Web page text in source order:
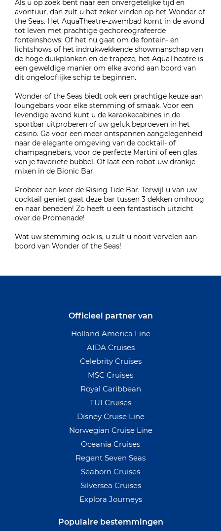
Als u op zoek bent naar een onvergetelijke tijd en
avontuur, dan zult u het zeker vinden op het Wonder of
the Seas. Het AquaTheatre-zwembad komt in de avond
tot leven met prachtige gechoreografeerde
fonteinshows. Of het nu gaat om de fontein- en
lichtshows of het indrukwekkende showmanschap van
de hoge duikplanken en de trapeze, het AquaTheatre is
een geweldige manier om elke avond aan boord van
dit ongelooflijke schip te beginnen.
Wonder of the Seas biedt ook een prachtige keuze aan
loungebars voor elke stemming of smaak. Voor een
levendige avond kunt u de karaokecabines in de
sportbar uitproberen of uw geluk beproeven in het
casino. Ga voor een meer ontspannen aangelegenheid
naar de elegante omgeving van de cocktail- of
champagnebars, voor de perfecte Martini of een glas
van je favoriete bubbel. Of laat een robot uw drankje
mixen in de Bionic Bar
Probeer een keer de Rising Tide Bar. Terwijl u van uw
cocktail geniet gaat deze bar tussen 3 dekken omhoog
en naar beneden! Zo heeft u een fantastisch uitzicht
over de Promenade!
Wat uw stemming ook is, u zult u nooit vervelen aan
boord van Wonder of the Seas!
Officieel partner van
Holland America Line
AIDA Cruises
Celebrity Cruises
MSC Cruises
Royal Caribbean
TUI Cruises
Disney Cruise Line
Norwegian Cruise Line
Oceania Cruises
Regent Seven Seas
Seaborn Cruises
Silversea Cruises
Explora Journeys
Populaire bestemmingen